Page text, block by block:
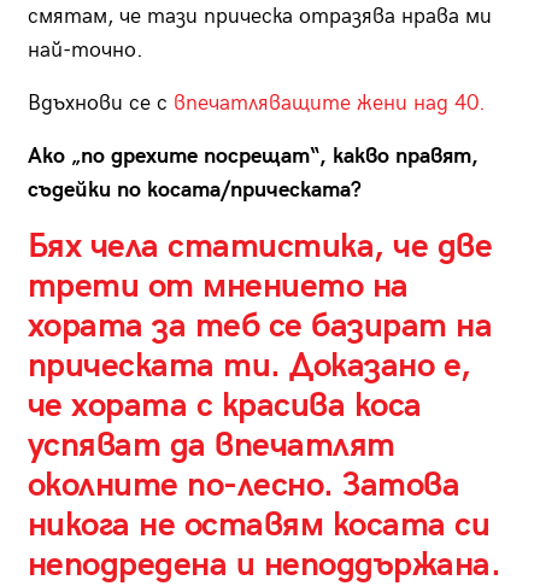
смятам, че тази прическа отразява нрава ми
най-точно.
Вдъхнови се с впечатляващите жени над 40.
Ако „по дрехите посрещат“, какво правят,
съдейки по косата/прическата?
Бях чела статистика, че две
трети от мнението на
хората за теб се базират на
прическата ти. Доказано е,
че хората с красива коса
успяват да впечатлят
околните по-лесно. Затова
никога не оставям косата си
неподредена и неподдържана.